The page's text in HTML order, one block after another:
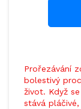
Prořezávání
bolestivý
život. Když
stává